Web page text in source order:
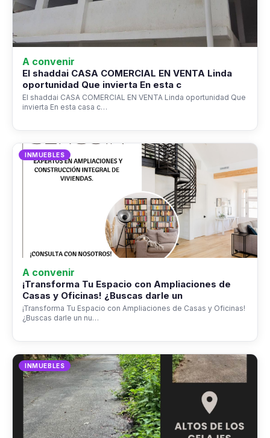
A convenir
El shaddai CASA COMERCIAL EN VENTA Linda
oportunidad Que invierta En esta c
El shaddai CASA COMERCIAL EN VENTA Linda oportunidad Que
invierta En esta casa c…
INMUEBLES
A convenir
¡Transforma Tu Espacio con Ampliaciones de
Casas y Oficinas! ¿Buscas darle un
¡Transforma Tu Espacio con Ampliaciones de Casas y Oficinas!
¿Buscas darle un nu…
INMUEBLES